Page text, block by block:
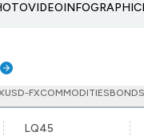
VIDEOINFOGRAPHIC
USD-FXCOMMODITIESBONDS
LQ45